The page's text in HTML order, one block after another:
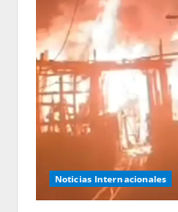
Noticias Internacionales